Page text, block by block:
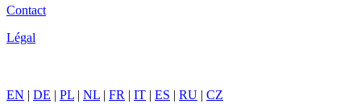
Contact
Légal
EN | DE | PL | NL | FR | IT | ES | RU | CZ